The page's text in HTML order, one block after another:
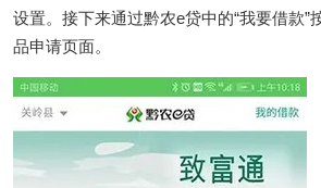
设置。接下来通过黔农e贷中的“我要借款”
品申请页面。